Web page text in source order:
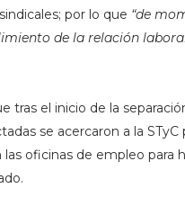
por lo que “de
de la relación
tras el inicio de la
se acercaron a la
oficinas de empleo para